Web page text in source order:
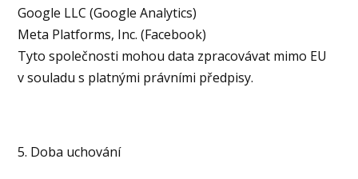
Google LLC (Google Analytics)
Meta Platforms, Inc. (Facebook)
Tyto společnosti mohou data zpracovávat mimo EU
v souladu s platnými právními předpisy.
5. Doba uchování